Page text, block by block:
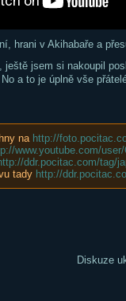
hrani v Akihabaře a
ještě jsem si nakoupil
a to je úplně vše
na http://
www.youtube.com/
ddr.pocitac.com/tag/
tady http://
Diskuze